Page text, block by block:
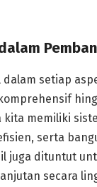
setiap
memiliki
serta
juga dituntut
secara